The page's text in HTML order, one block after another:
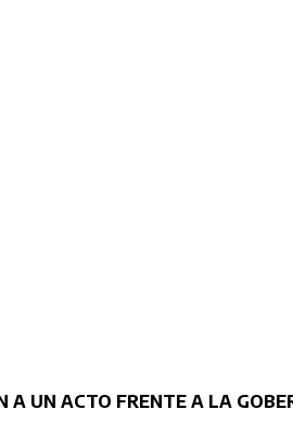
A UN ACTO FRENTE A LA